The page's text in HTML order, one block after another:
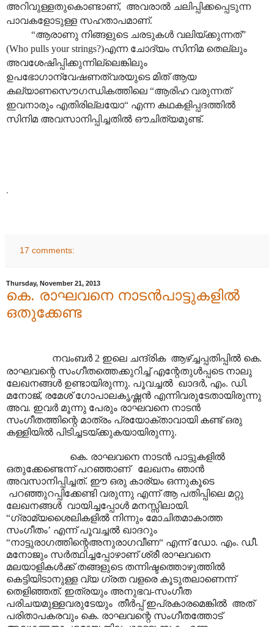
അറിവുള്ളതുകൊണ്ടാണ്, അവരാൽ ചലിപ്പിക്കപ്പെടുന്ന
പാവകളോടുള്ള സഹതാപമാണ്.
“ആരാണു നിങ്ങളുടെ ചരടുകൾ വലിയ്ക്കുന്നത്”
(Who pulls your strings?)എന്ന ചോദ്യം സിനിമ തെല്ലും
അവശേഷിപ്പിക്കുന്നില്ലെങ്കിലും
ഉപഭോഗാന്വേഷണത്വരയുടെ മിത് ആയ
കല്യാണസൌഗന്ധികത്തിലെ “ആരിഹ വരുന്നത്
ഇവനാരും എതിരില്ലയോ“ എന്ന കഥകളിപ്പദത്തിൽ
സിനിമ അവസാനിപ്പിച്ചതിൽ ഔചിത്യമുണ്ട്.
.
17 comments:
Thursday, November 21, 2013
കെ. രാഘവനെ നാടൻപാട്ടുകളിൽ
ഒതുക്കേണ്ട
നവംബർ 2 ഇലെ ചന്ദ്രിക ആഴ്ച്ചപ്പതിപ്പിൽ കെ.
രാഘവന്റെ സംഗീതത്തെക്കുറിച്ച് എന്റേതുൾപ്പടെ നാലു
ലേഖനങ്ങൾ ഉണ്ടായിരുന്നു. പൂവച്ചൽ ഖാദർ, എം. ഡി.
മനോജ്, രമേശ് ഗോപാ‍ലകൃഷ്ണൻ എന്നിവരുടേതായിരുന്നു
അവ. ഇവർ മൂന്നു പേരും രാഘവനെ നാടൻ
സംഗീതത്തിന്റെ മാത്രം പ്രയോക്താവായി കണ്ട് ഒരു
കള്ളിയിൽ പിടിച്ചടയ്ക്കുകയായിരുന്നു.
കെ. രാഘവനെ നാടൻ പാട്ടുകളിൽ
ഒതുക്കേണ്ടെന്ന് പറഞ്ഞാണ് ലേഖനം ഞാൻ
അവസാനിപ്പിച്ചത്. ഈ ഒരു കാര്യം ഒന്നുകൂടെ
പറഞ്ഞുറപ്പിക്കേണ്ടി വരുന്നു എന്ന് ആ പതിപ്പിലെ മറ്റു
ലേഖനങ്ങൾ വായിച്ചപ്പോൾ മനസ്സിലായി.
“ഗ്രാമ്യശൈലികളിൽ നിന്നും മോചിതമാകാത്ത
സംഗീതം’ എന്ന് പൂവച്ചൽ ഖാദറും
“നാട്ടുരാഗത്തിന്റെഅനുരാഗവീണ“ എന്ന് ഡോ. എം. ഡീ.
മനോജും സർത്ഥിച്ചപ്പോഴാണ് ശ്രീ രാഘവനെ
മലയാളികൾക്ക് തങ്ങളുടെ തന്നിഷ്ടത്തൊഴുത്തിൽ
കെട്ടിയിടാനുള്ള വ്യ ഗ്രത വളരെ കൂടുതലാണെന്ന്
തെളിഞ്ഞത്. ഇത്രയും അനുഭവ-സംഗീത
പരിചയമുള്ളവരുടേയും തീർപ്പ് ഇപ്രകാരമെങ്കിൽ അത്
പരിതാപകരവും കെ. രാഘവന്റെ സംഗീതത്തോട്